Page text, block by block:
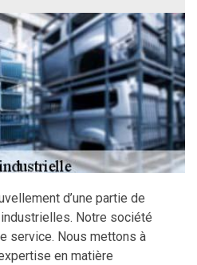
d’une partie de
Notre société
service. Nous mettons à
en matière